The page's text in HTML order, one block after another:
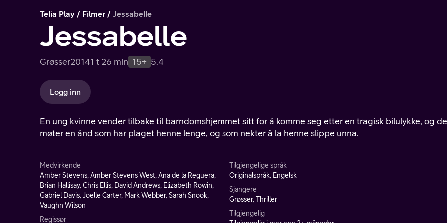
Telia Play Filmer Jessabelle
Jessabelle
Grøsser20141 t 26 min 15+ 5.4
Logg inn
En ung kvinne vender tilbake til barndomshjemmet sitt for å komme seg etter en tragisk bilulykke, og
møter en ånd som har plaget henne lenge, og som nekter å la henne slippe unna.
Medvirkende
Amber Stevens, Amber Stevens West, Ana de la Reguera,
Brian Hallisay, Chris Ellis, David Andrews, Elizabeth Rowin,
Gabriel Davis, Joelle Carter, Mark Webber, Sarah Snook,
Vaughn Wilson
Regissør
Tilgjengelige språk
Originalspråk, Engelsk
Sjangere
Grøsser, Thriller
Tilgjengelig